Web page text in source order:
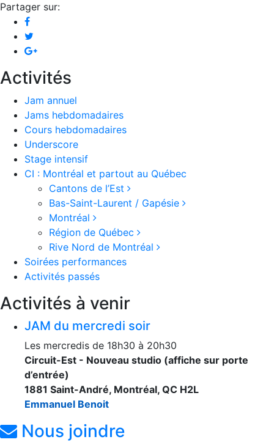
Partager sur:
Activités
Jam annuel
Jams hebdomadaires
Cours hebdomadaires
Underscore
Stage intensif
CI : Montréal et partout au Québec
Cantons de l’Est
Bas-Saint-Laurent / Gapésie
Montréal
Région de Québec
Rive Nord de Montréal
Soirées performances
Activités passés
Activités à venir
JAM du mercredi soir
Les mercredis de 18h30 à 20h30
Circuit-Est - Nouveau studio (affiche sur porte
d’entrée)
1881 Saint-André, Montréal, QC H2L
Emmanuel Benoit
Nous joindre